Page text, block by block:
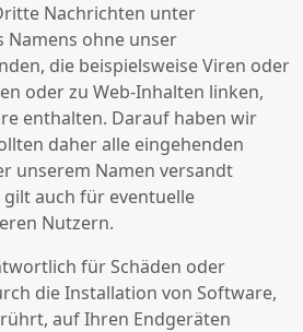
Nachrichten unter
Namens ohne unser
die beispielsweise Viren oder
oder zu Web-Inhalten linken,
enthalten. Darauf haben wir
daher alle eingehenden
unserem Namen versandt
auch für eventuelle
Nutzern.
für Schäden oder
die Installation von Software,
auf Ihren Endgeräten